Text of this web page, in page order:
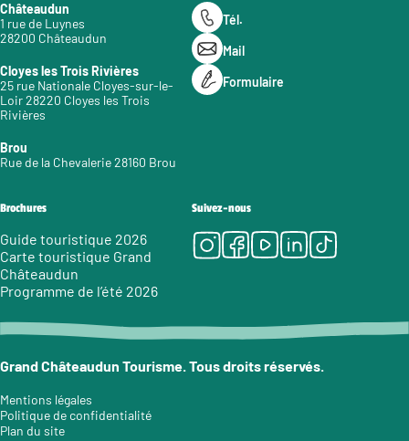
Châteaudun
1 rue de Luynes
28200 Châteaudun
Cloyes les Trois Rivières
25 rue Nationale Cloyes-sur-le-
Loir 28220 Cloyes les Trois
Rivières
Brou
Rue de la Chevalerie 28160 Brou
Tél.
Mail
Formulaire
Brochures
Guide touristique 2026
Carte touristique Grand
Châteaudun
Programme de l’été 2026
Suivez-nous
Instagram
Facebook
Youtube
LinkedIn
Tiktok
Grand Châteaudun Tourisme. Tous droits réservés.
Mentions légales
Politique de confidentialité
Plan du site